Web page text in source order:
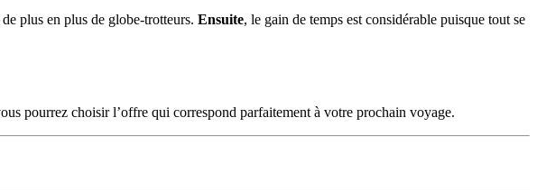
plus en plus de globe-trotteurs. Ensuite, le gain de temps est considérable puisque tout se
pourrez choisir l’offre qui correspond parfaitement à votre prochain voyage.